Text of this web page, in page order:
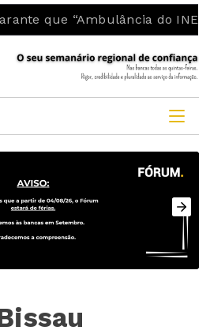
“Ambulância do INEM fica no